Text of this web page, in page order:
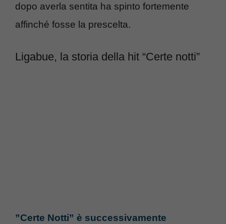
dopo averla sentita ha spinto fortemente
affinché fosse la prescelta.
Ligabue, la storia della hit “Certe notti”
”Certe Notti” è successivamente